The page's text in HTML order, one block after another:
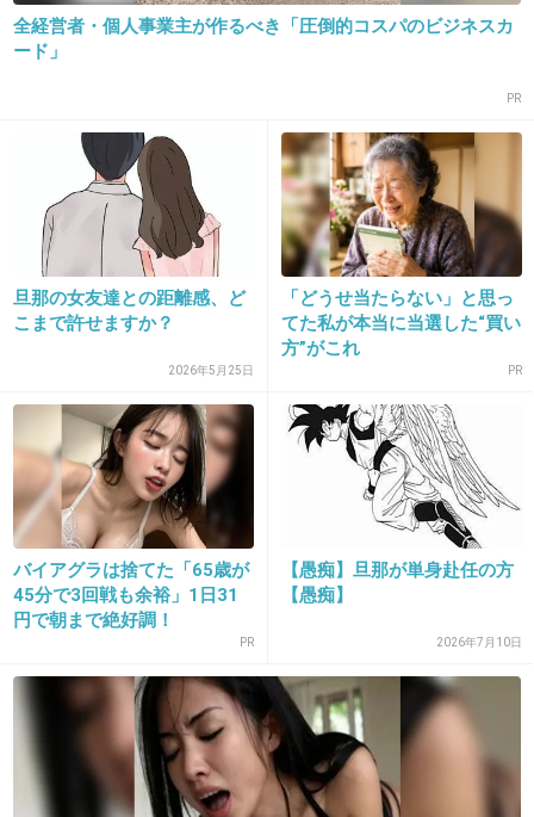
あまりにムカつく内容(モラハラとか浮気とか)
の愚痴なら、酷い！って言っちゃうけど、そう
いうシビアな愚痴投下してくる子に限って「旦
那を悪く言わないでよ、良いところもあるんだ
よ」とか反撃してくるからめんどくさい。
モラハラ、浮気男のフォローなんかできるか！
+16
+1
19. 匿名 2019/04/04(木) 18:02:18
できたら愚痴は聞きたくない。
2019/04/04(木) 18:02:53
聞き役になることはあるけど、自分の旦那の愚痴は言わな
い。もちろん愚痴聞いてる時も、旦那と重ねたりしない。
この人の旦那さんはこういう人なんだって感じ
全経営者・個人事業主が作るべき「圧倒的コスパのビジネスカ
ード」
PR
旦那の女友達との距離感、ど
こまで許せますか？
2026年5月25日
「どうせ当たらない」と思っ
てた私が本当に当選した“買い
方”がこれ
PR
バイアグラは捨てた「65歳が
45分で3回戦も余裕」1日31
円で朝まで絶好調！
PR
【愚痴】旦那が単身赴任の方
【愚痴】
2026年7月10日